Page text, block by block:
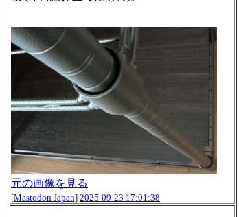
元の画像を見る
[Mastodon Japan] 2025-09-23 17:01:38